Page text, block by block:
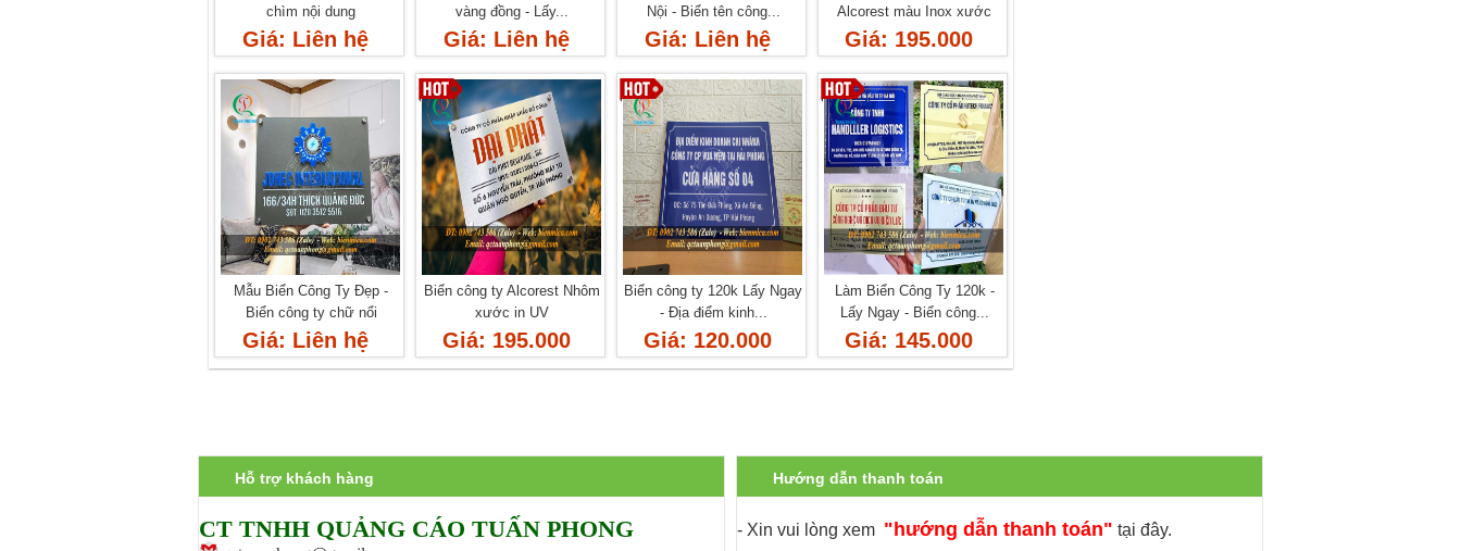
chìm nội dung
Giá: Liên hệ
vàng đồng - Lấy...
Giá: Liên hệ
Nội - Biển tên công...
Giá: Liên hệ
Alcorest màu Inox xước
Giá: 195.000
Mẫu Biển Công Ty Đẹp -
Biển công ty chữ nổi
Giá: Liên hệ
Biển công ty Alcorest Nhôm
xước in UV
Giá: 195.000
Biển công ty 120k Lấy Ngay
- Địa điểm kinh...
Giá: 120.000
Làm Biển Công Ty 120k -
Lấy Ngay - Biển công...
Giá: 145.000
Hỗ trợ khách hàng
CT TNHH QUẢNG CÁO TUẤN PHONG
Hướng dẫn thanh toán
- Xin vui lòng xem "hướng dẫn thanh toán" tại đây.